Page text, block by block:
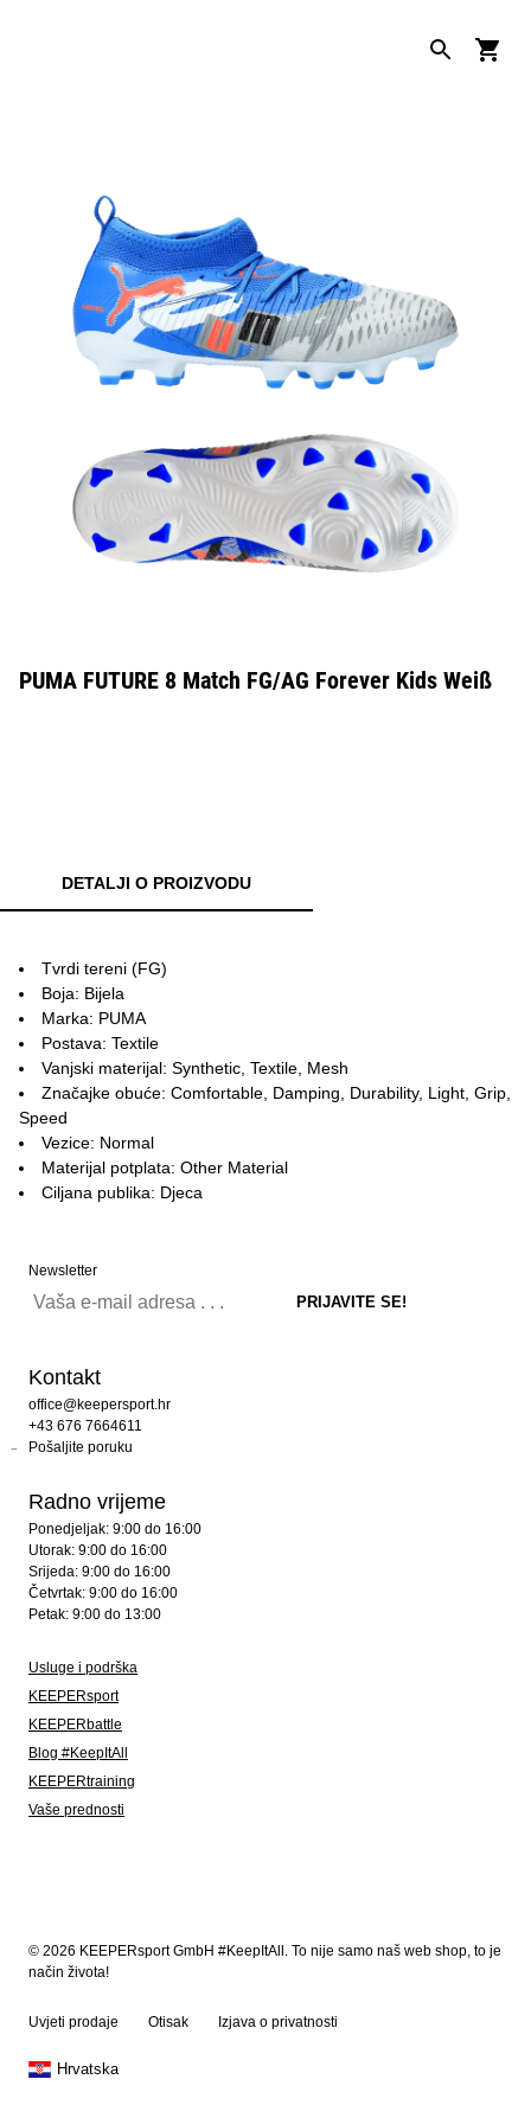
PUMA FUTURE 8 Match FG/AG Forever Kids Weiß
DETALJI O PROIZVODU
Tvrdi tereni (FG)
Boja: Bijela
Marka: PUMA
Postava: Textile
Vanjski materijal: Synthetic, Textile, Mesh
Značajke obuće: Comfortable, Damping, Durability, Light, Grip,
Speed
Vezice: Normal
Materijal potplata: Other Material
Ciljana publika: Djeca
Newsletter
Kontakt
office@keepersport.hr
+43 676 7664611
Pošaljite poruku
Radno vrijeme
Ponedjeljak: 9:00 do 16:00
Utorak: 9:00 do 16:00
Srijeda: 9:00 do 16:00
Četvrtak: 9:00 do 16:00
Petak: 9:00 do 13:00
Usluge i podrška
KEEPERsport
KEEPERbattle
Blog #KeepItAll
KEEPERtraining
Vaše prednosti
© 2026 KEEPERsport GmbH #KeepItAll. To nije samo naš web shop, to je
način života!
Uvjeti prodaje Otisak Izjava o privatnosti
Hrvatska